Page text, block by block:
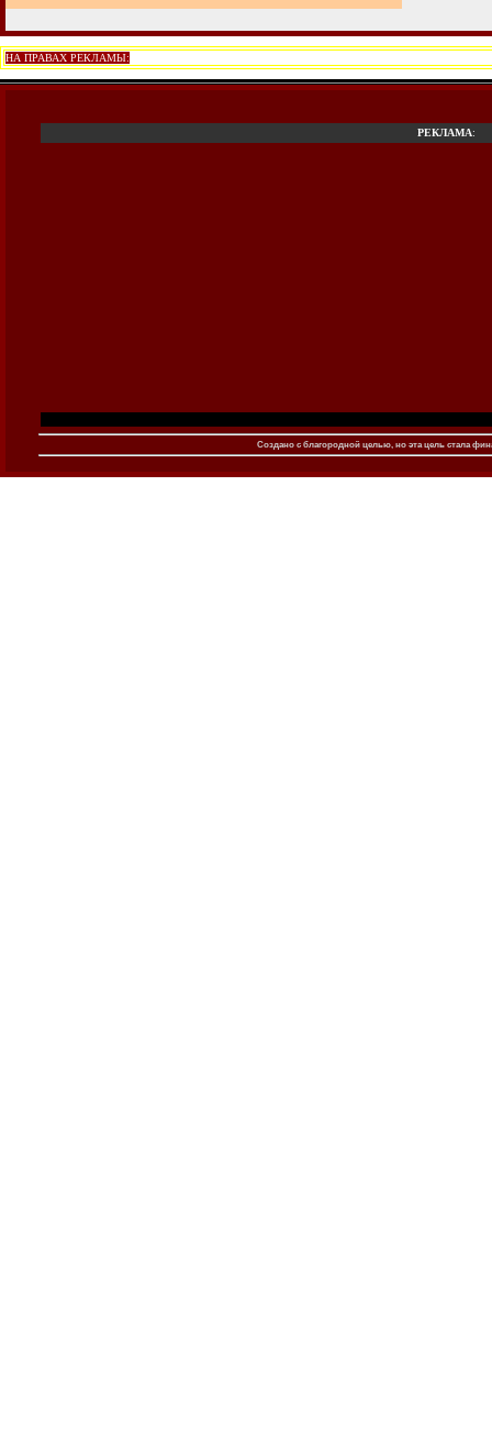
НА ПРАВАХ РЕКЛАМЫ:
РЕКЛАМА:
Создано c благородной целью, но эта цель стала